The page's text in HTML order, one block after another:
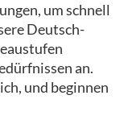
um schnell
Deutsch-
an.
und beginnen